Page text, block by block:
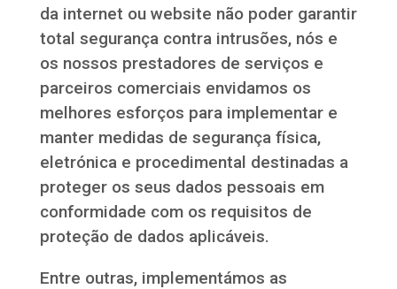
da internet ou website não poder garantir
total segurança contra intrusões, nós e
os nossos prestadores de serviços e
parceiros comerciais envidamos os
melhores esforços para implementar e
manter medidas de segurança física,
eletrónica e procedimental destinadas a
proteger os seus dados pessoais em
conformidade com os requisitos de
proteção de dados aplicáveis.
Entre outras, implementámos as